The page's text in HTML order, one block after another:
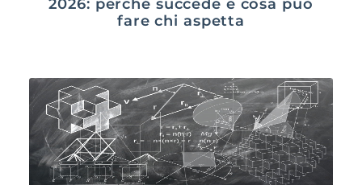
2026: perché succede e cosa può
fare chi aspetta